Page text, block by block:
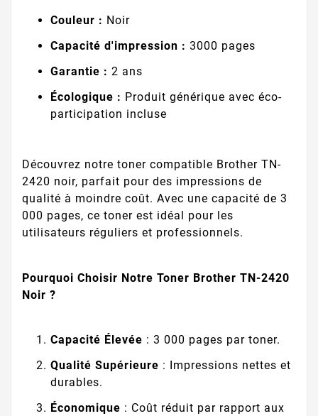
Couleur : Noir
Capacité d'impression : 3000 pages
Garantie : 2 ans
Écologique : Produit générique avec éco-
participation incluse
Découvrez notre toner compatible Brother TN-
2420 noir, parfait pour des impressions de
qualité à moindre coût. Avec une capacité de 3
000 pages, ce toner est idéal pour les
utilisateurs réguliers et professionnels.
Pourquoi Choisir Notre Toner Brother TN-2420
Noir ?
Capacité Élevée : 3 000 pages par toner.
Qualité Supérieure : Impressions nettes et
durables.
Économique : Coût réduit par rapport aux